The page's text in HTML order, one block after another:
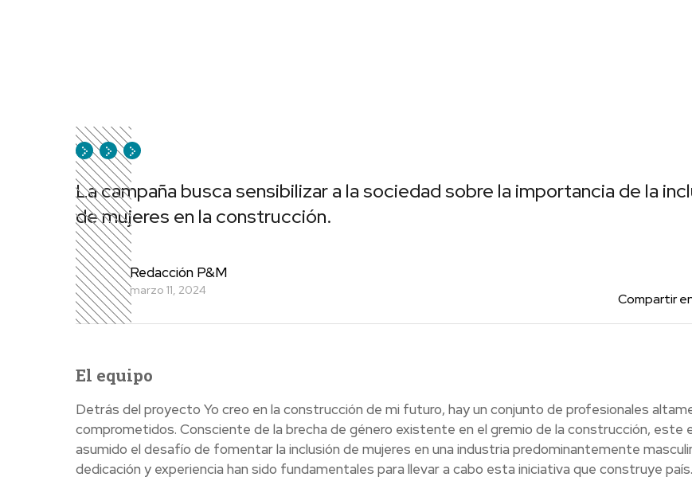
La campaña busca sensibilizar a la sociedad sobre la importancia de la
de mujeres en la construcción.
Redacción P&M
marzo 11, 2024
Compartir
El equipo
Detrás del proyecto Yo creo en la construcción de mi futuro, hay un conjunto de profesionales
comprometidos. Consciente de la brecha de género existente en el gremio de la construcción, este
asumido el desafío de fomentar la inclusión de mujeres en una industria predominantemente
dedicación y experiencia han sido fundamentales para llevar a cabo esta iniciativa que construye país.